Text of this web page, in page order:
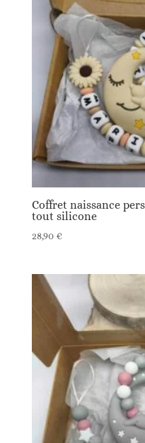
Coffret naissance
tout silicone
28,90 €